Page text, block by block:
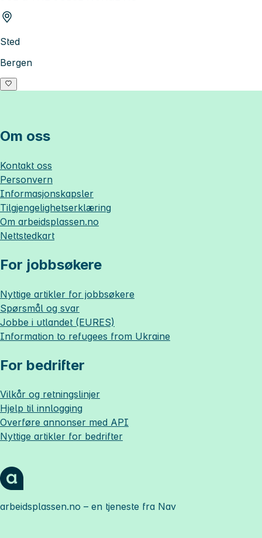
Sted
Bergen
Om oss
Kontakt oss
Personvern
Informasjonskapsler
Tilgjengelighetserklæring
Om arbeidsplassen.no
Nettstedkart
For jobbsøkere
Nyttige artikler for jobbsøkere
Spørsmål og svar
Jobbe i utlandet (EURES)
Information to refugees from Ukraine
For bedrifter
Vilkår og retningslinjer
Hjelp til innlogging
Overføre annonser med API
Nyttige artikler for bedrifter
arbeidsplassen.no – en tjeneste fra Nav